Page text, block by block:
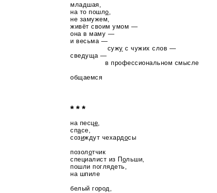
младшая,
на то пошло
не замужем,
живёт своим умом —
она в маму —
и весьма —
сужу с чужих слов —
сведуща —
в профессиональном смысле
общаемся
* * *
на песце,
спасе,
созиждут чехардосы
позолотчик
специалист из П ольши,
пошли поглядеть,
на шпиле
белый город,